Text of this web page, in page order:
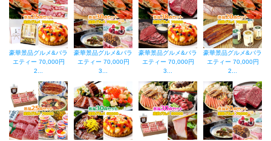
豪華景品グルメ&バラ
エティー 70,000円
2...
豪華景品グルメ&バラ
エティー 70,000円
3...
豪華景品グルメ&バラ
エティー 70,000円
3...
豪華景品グルメ&バラ
エティー 70,000円
2...